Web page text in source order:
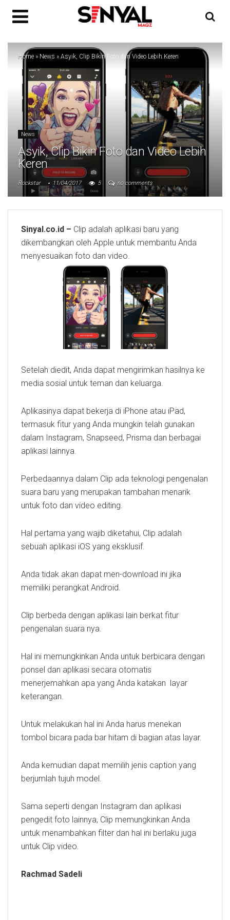
Home » News »Asyik, Clip Bikin Foto dan Video Lebih Keren
News
Asyik, Clip Bikin Foto dan Video Lebih
Keren
Rockstar 11/04/2017 5 no comments
Sinyal.co.id – Clip adalah aplikasi baru yang
dikembangkan oleh Apple untuk membantu Anda
menyesuaikan foto dan video.
Setelah diedit, Anda dapat mengirimkan hasilnya ke
media sosial untuk teman dan keluarga.
Aplikasinya dapat bekerja di iPhone atau iPad,
termasuk fitur yang Anda mungkin telah gunakan
dalam Instagram, Snapseed, Prisma dan berbagai
aplikasi lainnya.
Perbedaannya dalam Clip ada teknologi pengenalan
suara baru yang merupakan tambahan menarik
untuk foto dan video editing.
Hal pertama yang wajib diketahui, Clip adalah
sebuah aplikasi iOS yang eksklusif.
Anda tidak akan dapat men-download ini jika
memiliki perangkat Android.
Clip berbeda dengan aplikasi lain berkat fitur
pengenalan suara nya.
Hal ini memungkinkan Anda untuk berbicara dengan
ponsel dan aplikasi secara otomatis
menerjemahkan apa yang Anda katakan layar
keterangan.
Untuk melakukan hal ini Anda harus menekan
tombol bicara pada bar hitam di bagian atas layar.
Anda kemudian dapat memilih jenis caption yang
berjumlah tujuh model.
Sama seperti dengan Instagram dan aplikasi
pengedit foto lainnya, Clip memungkinkan Anda
untuk menambahkan filter dan hal ini berlaku juga
untuk Clip video.
Rachmad Sadeli